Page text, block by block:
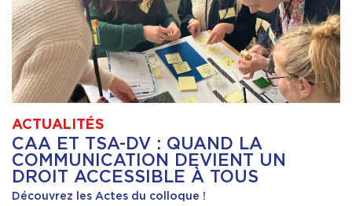
ACTUALITÉS
CAA ET TSA-DV : QUAND LA
COMMUNICATION DEVIENT UN
DROIT ACCESSIBLE À TOUS
Découvrez les Actes du colloque !